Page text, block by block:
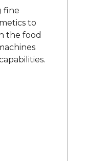
fine
to
the food